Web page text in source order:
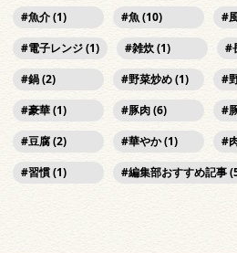
魚介 (1)
魚 (10)
電子レンジ (1)
雑炊 (1)
鍋 (2)
野菜炒め (1)
豪華 (1)
豚肉 (6)
豆腐 (2)
華やか (1)
習慣 (1)
編集部おすすめ記事